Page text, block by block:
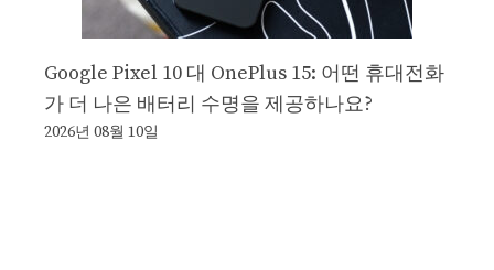
Google Pixel 10 대 OnePlus 15: 어떤 휴대전화
가 더 나은 배터리 수명을 제공하나요?
2026년 08월 10일